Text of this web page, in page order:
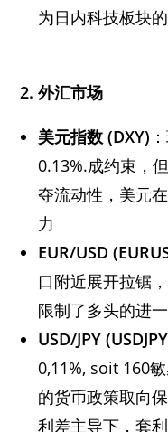
为日内科技板块
2. 外汇市场
美元指数 (DXY)
0.13%.成约束，
夺流动性，美元
力
EUR/USD
口附近展开拉锯
限制了多头的进
USD/JPY
0,11%, soit 160
的货币政策取向
利差主导下，套